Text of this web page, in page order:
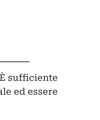
sufficiente
ed essere